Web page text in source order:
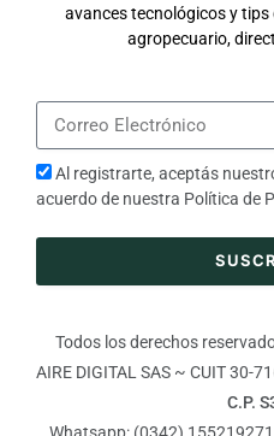
avances tecnológicos y
agropecuario,
Al registrarte, aceptás
acuerdo de nuestra Política de
Todos los derechos
AIRE DIGITAL SAS ~ CUIT 30-
C.P.